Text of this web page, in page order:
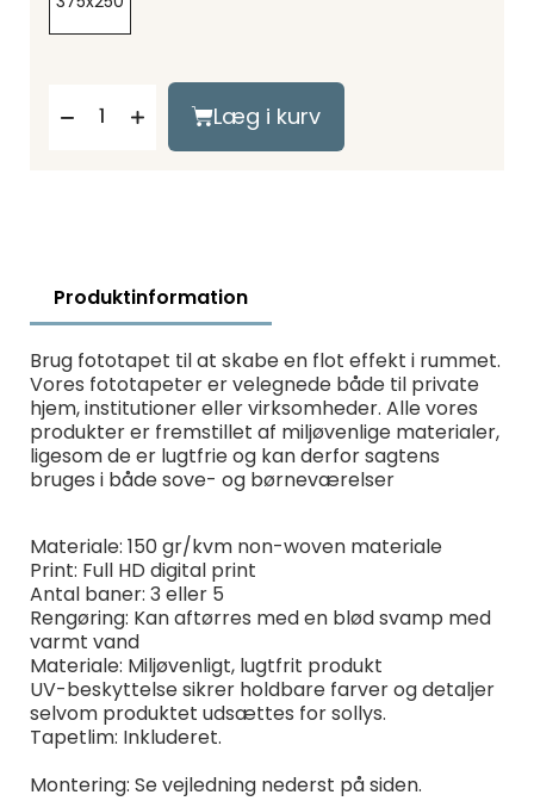
Læg i kurv
Produktinformation
Brug fototapet til at skabe en flot effekt i rummet.
Vores fototapeter er velegnede både til private
hjem, institutioner eller virksomheder. Alle vores
produkter er fremstillet af miljøvenlige materialer,
ligesom de er lugtfrie og kan derfor sagtens
bruges i både sove- og børneværelser
Materiale: 150 gr/kvm non-woven materiale
Print: Full HD digital print
Antal baner: 3 eller 5
Rengøring: Kan aftørres med en blød svamp med
varmt vand
Materiale: Miljøvenligt, lugtfrit produkt
UV-beskyttelse sikrer holdbare farver og detaljer
selvom produktet udsættes for sollys.
Tapetlim: Inkluderet.
Montering: Se vejledning nederst på siden.